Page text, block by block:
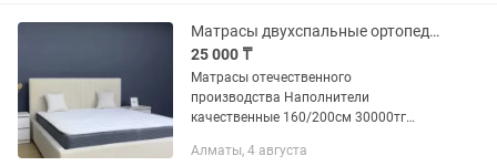
Матрасы двухспальные ортопедические
25 000 ₸
Матрасы отечественного
производства Наполнители
качественные 160/200см 30000тг
А также любые размеры под ваш
Алматы, 4 августа